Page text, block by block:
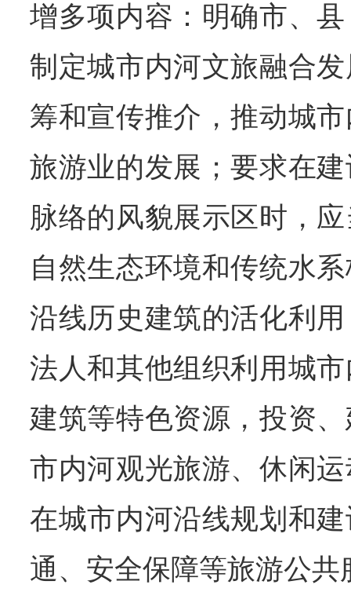
增多项内容：明确市、
制定城市内河文旅融合
筹和宣传推介，推动城
旅游业的发展；要求在
脉络的风貌展示区时，
自然生态环境和传统水
沿线历史建筑的活化利
法人和其他组织利用城
建筑等特色资源，投资
市内河观光旅游、休闲
在城市内河沿线规划和
通、安全保障等旅游公共